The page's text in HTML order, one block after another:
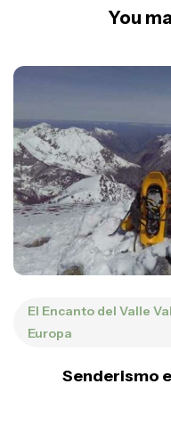
You
El Encanto del Valle
Europa
Senderismo